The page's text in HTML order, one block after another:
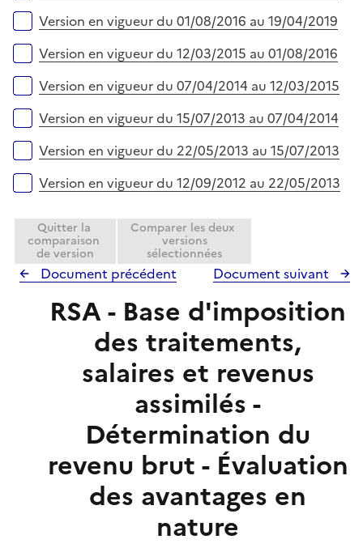
Version en vigueur du 01/08/2016 au 19/04/2019
Version en vigueur du 12/03/2015 au 01/08/2016
Version en vigueur du 07/04/2014 au 12/03/2015
Version en vigueur du 15/07/2013 au 07/04/2014
Version en vigueur du 22/05/2013 au 15/07/2013
Version en vigueur du 12/09/2012 au 22/05/2013
Quitter la
comparaison
de version
Comparer les deux
versions
sélectionnées
Document précédent Document suivant
RSA - Base d'imposition
des traitements,
salaires et revenus
assimilés -
Détermination du
revenu brut - Évaluation
des avantages en
nature